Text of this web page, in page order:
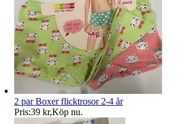
2 par Boxer flicktrosor 2-4 år
Pris:39 kr,Köp nu.